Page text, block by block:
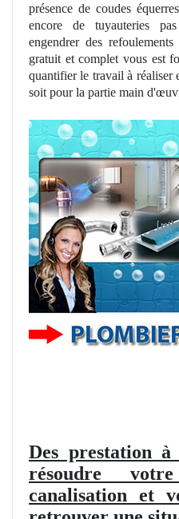
présence de coudes
encore de tuyauteries
engendrer des
gratuit et complet vous est
quantifier le travail à réaliser
soit pour la partie main
Des prestation
résoudre
canalisation et